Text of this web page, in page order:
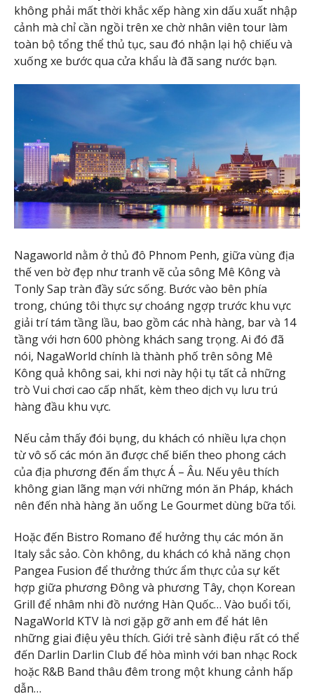
không phải mất thời khắc xếp hàng xin dấu xuất nhập
cảnh mà chỉ cần ngồi trên xe chờ nhân viên tour làm
toàn bộ tổng thể thủ tục, sau đó nhận lại hộ chiếu và
xuống xe bước qua cửa khẩu là đã sang nước bạn.
Nagaworld nằm ở thủ đô Phnom Penh, giữa vùng địa
thế ven bờ đẹp như tranh vẽ của sông Mê Kông và
Tonly Sap tràn đầy sức sống. Bước vào bên phía
trong, chúng tôi thực sự choáng ngợp trước khu vực
giải trí tám tầng lầu, bao gồm các nhà hàng, bar và 14
tầng với hơn 600 phòng khách sang trọng. Ai đó đã
nói, NagaWorld chính là thành phố trên sông Mê
Kông quả không sai, khi nơi này hội tụ tất cả những
trò Vui chơi cao cấp nhất, kèm theo dịch vụ lưu trú
hàng đầu khu vực.
Nếu cảm thấy đói bụng, du khách có nhiều lựa chọn
từ vô số các món ăn được chế biến theo phong cách
của địa phương đến ẩm thực Á – Âu. Nếu yêu thích
không gian lãng mạn với những món ăn Pháp, khách
nên đến nhà hàng ăn uống Le Gourmet dùng bữa tối.
Hoặc đến Bistro Romano để hưởng thụ các món ăn
Italy sắc sảo. Còn không, du khách có khả năng chọn
Pangea Fusion để thưởng thức ẩm thực của sự kết
hợp giữa phương Đông và phương Tây, chọn Korean
Grill để nhâm nhi đồ nướng Hàn Quốc… Vào buổi tối,
NagaWorld KTV là nơi gặp gỡ anh em để hát lên
những giai điệu yêu thích. Giới trẻ sành điệu rất có thể
đến Darlin Darlin Club để hòa mình với ban nhạc Rock
hoặc R&B Band thâu đêm trong một khung cảnh hấp
dẫn…